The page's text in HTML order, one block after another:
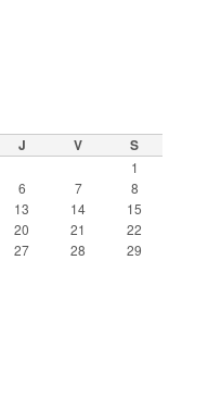
J V S
1
6 7
8
13 14
15
20 21
22
27 28
29